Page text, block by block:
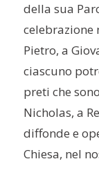
della sua
celebrazione
Pietro, a
ciascuno
preti che
Nicholas, a
diffonde e
Chiesa, nel